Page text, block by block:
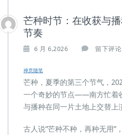
芒种时节：在收获与
节奏
6 月 6,2026 留下评论
禅意随笔
芒种，夏季的第三个节气，
一个奇妙的节点——南方忙着
与播种在同一片土地上交替上
古人说”芒种不种，再种无用”